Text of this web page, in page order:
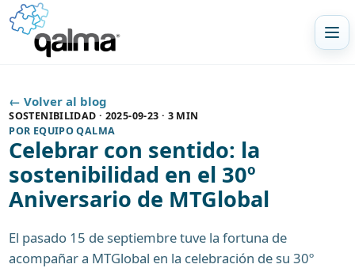
← Volver al blog
SOSTENIBILIDAD · 2025-09-23 · 3 MIN
POR EQUIPO QALMA
Celebrar con sentido: la
sostenibilidad en el 30º
Aniversario de MTGlobal
El pasado 15 de septiembre tuve la fortuna de
acompañar a MTGlobal en la celebración de su 30º